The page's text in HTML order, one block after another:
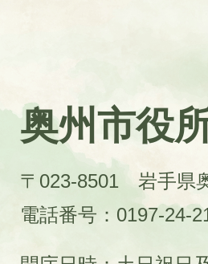
奥州市役
〒023-8501 岩手県
電話番号：0197-24-